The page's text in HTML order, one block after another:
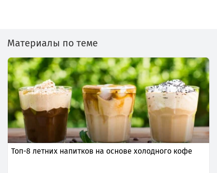
Материалы по теме
Топ-8 летних напитков на основе холодного кофе